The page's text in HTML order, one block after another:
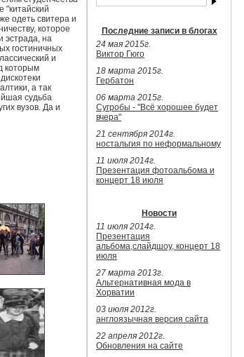
"китайский
одеть свитера и
которое
эстрада, на
гостиничных
и
которым
а так
судьба
вузов. Да и
Последние записи в блогах
24 мая 2015г.
Виктор Гюго
18 марта 2015г.
Гербатон
06 марта 2015г.
Сугробы - "Всё хорошее будет
вчера"
21 сентября 2014г.
ностальгия по неформальному
11 июля 2014г.
Презентация фотоальбома и
концерт 18 июля
Новости
11 июля 2014г.
Презентация
альбома,слайдшоу, концерт 18
июля
27 марта 2013г.
Альтернативная мода в
Хорватии
03 июля 2012г.
англоязычная версия сайта
22 апреля 2012г.
Обновления на сайте